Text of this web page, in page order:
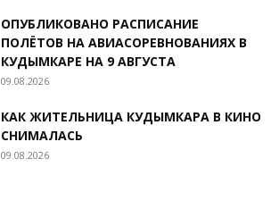
ОПУБЛИКОВАНО РАСПИСАНИЕ
ПОЛЁТОВ НА АВИАСОРЕВНОВАНИЯХ В
КУДЫМКАРЕ НА 9 АВГУСТА
09.08.2026
КАК ЖИТЕЛЬНИЦА КУДЫМКАРА В КИНО
СНИМАЛАСЬ
09.08.2026